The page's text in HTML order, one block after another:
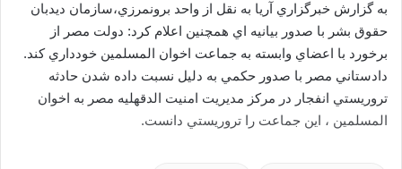
به گزارش خبرگزاري آريا به نقل از واحد برونمرزي،سازمان ديدبان
حقوق بشر با صدور بيانيه اي همچنين اعلام کرد: دولت مصر از
برخورد با اعضاي وابسته به جماعت اخوان المسلمين خودداري کند.
دادستاني مصر با صدور حکمي به دليل نسبت داده شدن حادثه
تروريستي انفجار در مرکز مديريت امنيت الدقهليه مصر به اخوان
المسلمين ، اين جماعت را تروريستي دانست.